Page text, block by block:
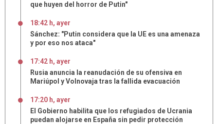
que huyen del horror de Putin"
18:42 h, ayer
Sánchez: "Putin considera que la UE es una amenaza
y por eso nos ataca"
17:42 h, ayer
Rusia anuncia la reanudación de su ofensiva en
Mariúpol y Volnovaja tras la fallida evacuación
17:20 h, ayer
El Gobierno habilita que los refugiados de Ucrania
puedan alojarse en España sin pedir protección